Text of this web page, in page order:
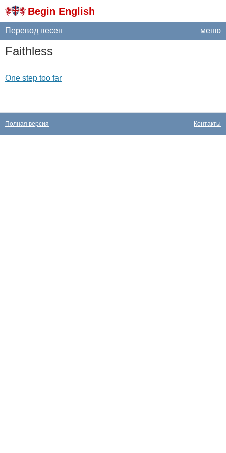
Begin English
меню
Перевод песен
Faithless
One step too far
Контакты
Полная версия